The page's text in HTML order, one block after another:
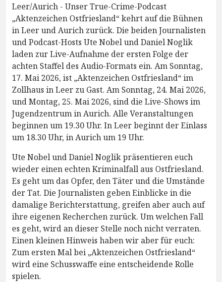
Leer/Aurich - Unser True-Crime-Podcast
„Aktenzeichen Ostfriesland“ kehrt auf die Bühnen
in Leer und Aurich zurück. Die beiden Journalisten
und Podcast-Hosts Ute Nobel und Daniel Noglik
laden zur Live-Aufnahme der ersten Folge der
achten Staffel des Audio-Formats ein. Am Sonntag,
17. Mai 2026, ist „Aktenzeichen Ostfriesland“ im
Zollhaus in Leer zu Gast. Am Sonntag, 24. Mai 2026,
und Montag, 25. Mai 2026, sind die Live-Shows im
Jugendzentrum in Aurich. Alle Veranstaltungen
beginnen um 19.30 Uhr. In Leer beginnt der Einlass
um 18.30 Uhr, in Aurich um 19 Uhr.
Ute Nobel und Daniel Noglik präsentieren euch
wieder einen echten Kriminalfall aus Ostfriesland.
Es geht um das Opfer, den Täter und die Umstände
der Tat. Die Journalisten geben Einblicke in die
damalige Berichterstattung, greifen aber auch auf
ihre eigenen Recherchen zurück. Um welchen Fall
es geht, wird an dieser Stelle noch nicht verraten.
Einen kleinen Hinweis haben wir aber für euch:
Zum ersten Mal bei „Aktenzeichen Ostfriesland“
wird eine Schusswaffe eine entscheidende Rolle
spielen.